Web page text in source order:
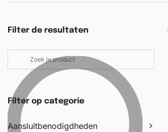
Filter de resultaten
Filter op categorie
Aansluitbenodigdheden